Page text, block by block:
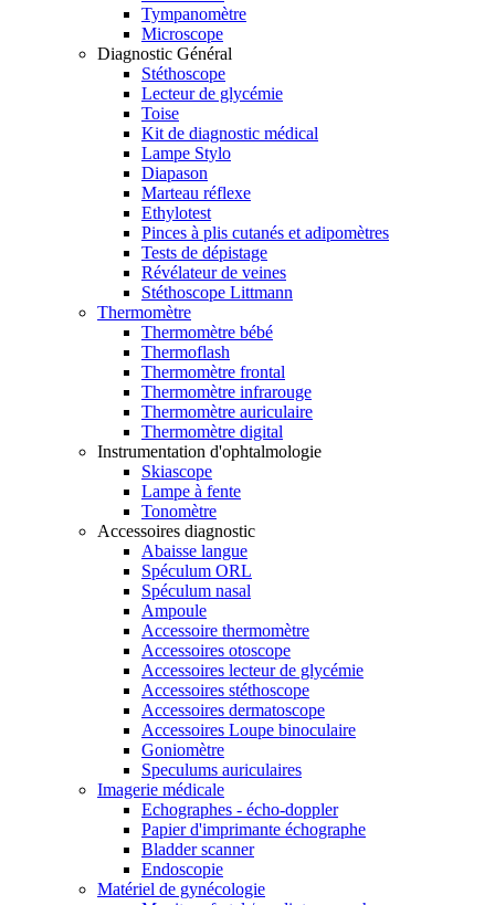
Tympanomètre
Microscope
Diagnostic Général
Stéthoscope
Lecteur de glycémie
Toise
Kit de diagnostic médical
Lampe Stylo
Diapason
Marteau réflexe
Ethylotest
Pinces à plis cutanés et adipomètres
Tests de dépistage
Révélateur de veines
Stéthoscope Littmann
Thermomètre
Thermomètre bébé
Thermoflash
Thermomètre frontal
Thermomètre infrarouge
Thermomètre auriculaire
Thermomètre digital
Instrumentation d'ophtalmologie
Skiascope
Lampe à fente
Tonomètre
Accessoires diagnostic
Abaisse langue
Spéculum ORL
Spéculum nasal
Ampoule
Accessoire thermomètre
Accessoires otoscope
Accessoires lecteur de glycémie
Accessoires stéthoscope
Accessoires dermatoscope
Accessoires Loupe binoculaire
Goniomètre
Speculums auriculaires
Imagerie médicale
Echographes - écho-doppler
Papier d'imprimante échographe
Bladder scanner
Endoscopie
Matériel de gynécologie